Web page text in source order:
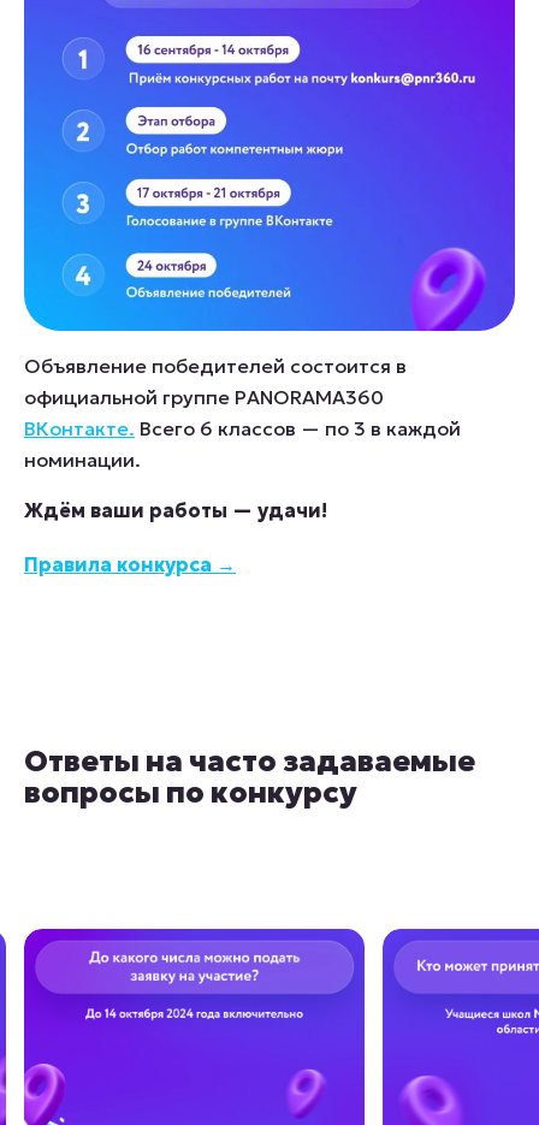
Объявление победителей состоится в
официальной группе PANORAMA360
ВКонтакте. Всего 6 классов — по 3 в каждой
номинации.
Ждём ваши работы — удачи!
Правила конкурса
Ответы на часто задаваемые
вопросы по конкурсу